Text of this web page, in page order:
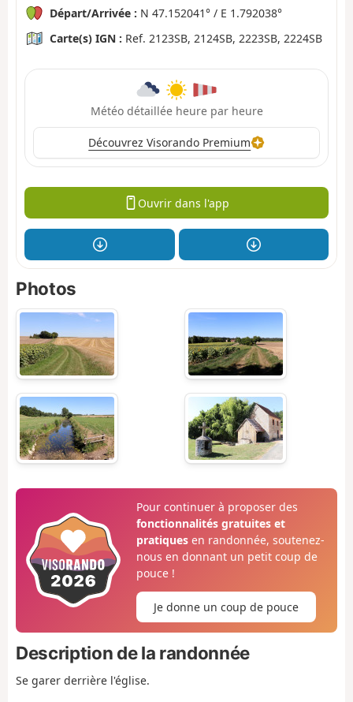
Départ/Arrivée : N 47.152041° / E 1.792038°
Carte(s) IGN : Ref. 2123SB, 2124SB, 2223SB, 2224SB
Météo détaillée heure par heure
Découvrez Visorando Premium
Ouvrir dans l'app
Photos
Pour continuer à proposer des
fonctionnalités gratuites et
pratiquesen randonnée, soutenez-
nous en donnant un petit coup de
pouce !
Je donne un coup de pouce
Description de la randonnée
Se garer derrière l'église.